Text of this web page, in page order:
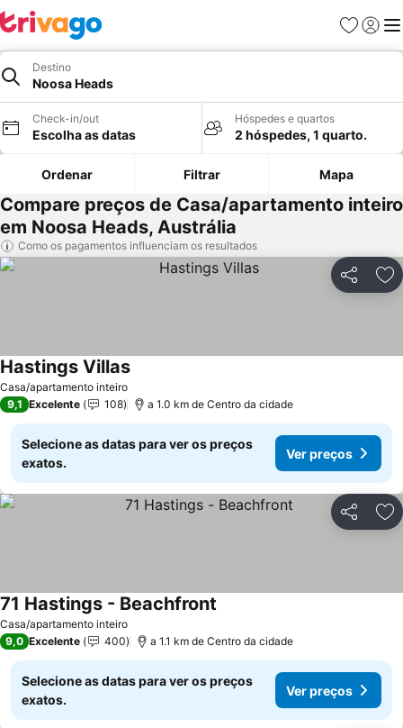
Favoritos
Iniciar
Destino
Noosa Heads
Check-in/out
Escolha as datas
Hóspedes e quartos
2 hóspedes, 1 quarto.
Ordenar Filtrar Mapa
Compare preços de Casa/apartamento inteiro
em Noosa Heads, Austrália
Como os pagamentos influenciam os resultados
Partilhar
Casa/apartamento inteiro
Hastings Villas
9,1 Excelente 108 a 1.0 km de Centro da cidade
Selecione as datas para ver os preços
exatos.
Ver preços
Partilhar
Casa/apartamento inteiro
71 Hastings - Beachfront
9,0 Excelente 400 a 1.1 km de Centro da cidade
Selecione as datas para ver os preços
exatos.
Ver preços